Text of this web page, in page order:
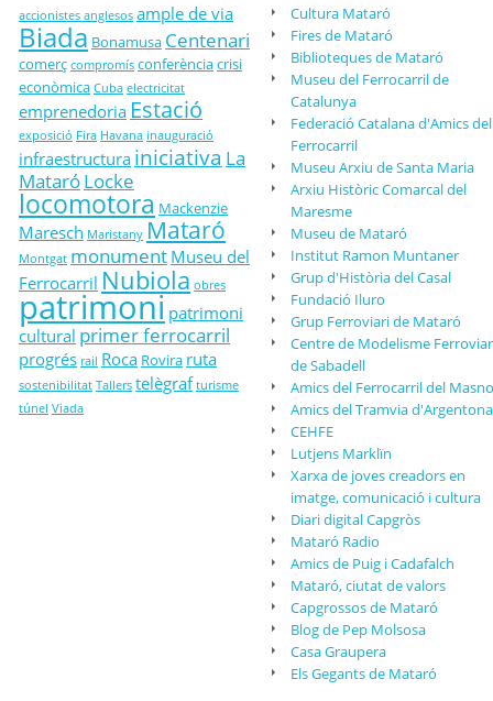
accionistes anglesos ample de via
Biada Bonamusa Centenari
comerç compromís conferènciacrisi
econòmica Cuba electricitat
emprenedoria Estació
exposició Fira Havana inauguració
infraestructurainiciativa La
MataróLocke
locomotora Mackenzie
Maresch Maristany Mataró
Montgat monumentMuseu del
Ferrocarril Nubiola obres
patrimonipatrimoni
cultural primer ferrocarril
progrés rail Roca Rovira ruta
sostenibilitat Tallers telègraf turisme
túnel Viada
Cultura Mataró
Fires de Mataró
Biblioteques de Mataró
Museu del Ferrocarril de
Catalunya
Federació Catalana d'Amics del
Ferrocarril
Museu Arxiu de Santa Maria
Arxiu Històric Comarcal del
Maresme
Museu de Mataró
Institut Ramon Muntaner
Grup d'Història del Casal
Fundació Iluro
Grup Ferroviari de Mataró
Centre de Modelisme
de Sabadell
Amics del Ferrocarril del
Amics del Tramvia d'Argentona
CEHFE
Lutjens Marklïn
Xarxa de joves creadors en
imatge, comunicació i cultura
Diari digital Capgròs
Mataró Radio
Amics de Puig i Cadafalch
Mataró, ciutat de valors
Capgrossos de Mataró
Blog de Pep Molsosa
Casa Graupera
Els Gegants de Mataró